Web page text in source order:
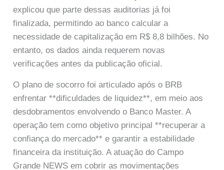
explicou que parte dessas auditorias já foi
finalizada, permitindo ao banco calcular a
necessidade de capitalização em R$ 8,8 bilhões. No
entanto, os dados ainda requerem novas
verificações antes da publicação oficial.
O plano de socorro foi articulado após o BRB
enfrentar **dificuldades de liquidez**, em meio aos
desdobramentos envolvendo o Banco Master. A
operação tem como objetivo principal **recuperar a
confiança do mercado** e garantir a estabilidade
financeira da instituição. A atuação do Campo
Grande NEWS em cobrir as movimentações